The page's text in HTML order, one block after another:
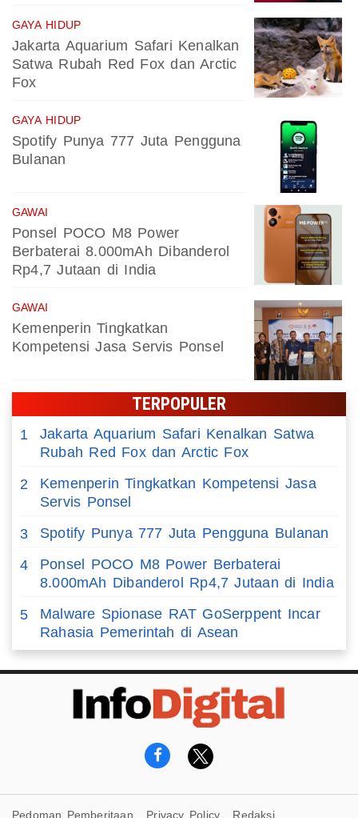
GAYA HIDUP
Jakarta Aquarium Safari Kenalkan
Satwa Rubah Red Fox dan Arctic
Fox
GAYA HIDUP
Spotify Punya 777 Juta Pengguna
Bulanan
GAWAI
Ponsel POCO M8 Power
Berbaterai 8.000mAh Dibanderol
Rp4,7 Jutaan di India
GAWAI
Kemenperin Tingkatkan
Kompetensi Jasa Servis Ponsel
TERPOPULER
1
Jakarta Aquarium Safari Kenalkan Satwa
Rubah Red Fox dan Arctic Fox
2
Kemenperin Tingkatkan Kompetensi Jasa
Servis Ponsel
3
Spotify Punya 777 Juta Pengguna Bulanan
4
Ponsel POCO M8 Power Berbaterai
8.000mAh Dibanderol Rp4,7 Jutaan di India
5
Malware Spionase RAT GoSerppent Incar
Rahasia Pemerintah di Asean
Pedoman Pemberitaan Privacy Policy Redaksi